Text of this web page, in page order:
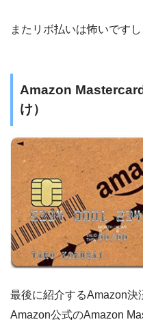
またリボ払いは怖いです
Amazon
け）
最後に紹介するAmazon決
Amazon公式のAmazon